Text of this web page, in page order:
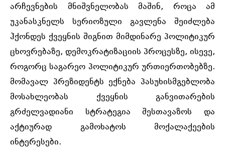
არჩევნების მნიშვნელობას მაშინ, როცა ამ
უკანასკნელს სერიოზული გავლენა შეიძლება
ჰქონდეს ქვეყნის შიგნით მიმდინარე პოლიტიკურ
ცხოვრებაზე, დემოკრატიზაციის პროცესზე, ისევე,
როგორც საგარეო პოლიტიკურ ურთიერთობებზე.
მომავალ პრეზიდენტს ექნება პასუხისმგებლობა
მოსახლეობას ქვეყნის განვითარების
გრძელვადიანი სტრატეგია შესთავაზოს და
აქტიურად გამოხატოს მოქალაქეების
ინტერესები.